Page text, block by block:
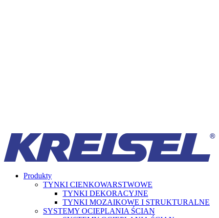
Produkty
TYNKI CIENKOWARSTWOWE
TYNKI DEKORACYJNE
TYNKI MOZAIKOWE I STRUKTURALNE
SYSTEMY OCIEPLANIA ŚCIAN